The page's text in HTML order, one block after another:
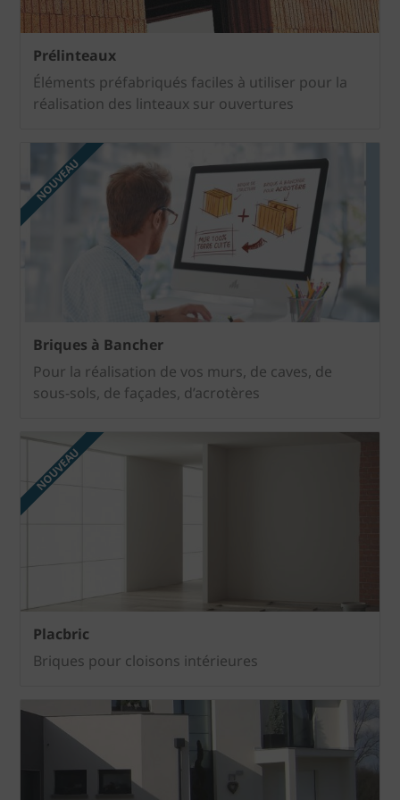
Prélinteaux
Éléments préfabriqués faciles à utiliser pour la
réalisation des linteaux sur ouvertures
Briques à Bancher
Pour la réalisation de vos murs, de caves, de
sous-sols, de façades, d’acrotères
NOUVEAU
Placbric
Briques pour cloisons intérieures
NOUVEAU